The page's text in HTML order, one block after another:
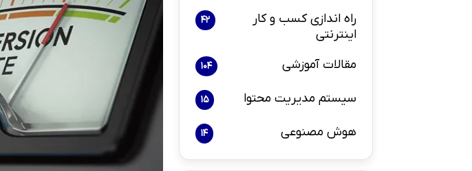
بازاریابی و فروش هوش مصنوعی
پلاگین های ارسال و تحویل
راه اندازی کسب و کار
اینترنتی
42
مقالات آموزشی 104
سیستم مدیریت محتوا 15
هوش مصنوعی 14